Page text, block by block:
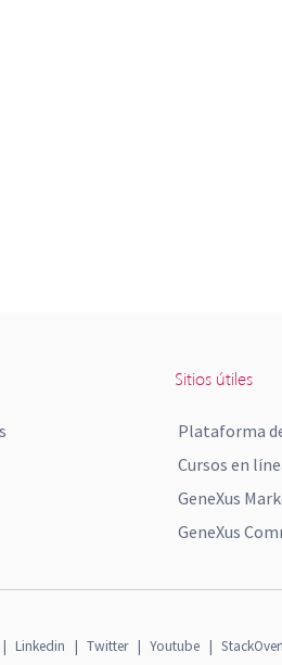
Sitios útiles
Plataforma
Cursos en
GeneXus
GeneXus
| Linkedin | Twitter | Youtube |